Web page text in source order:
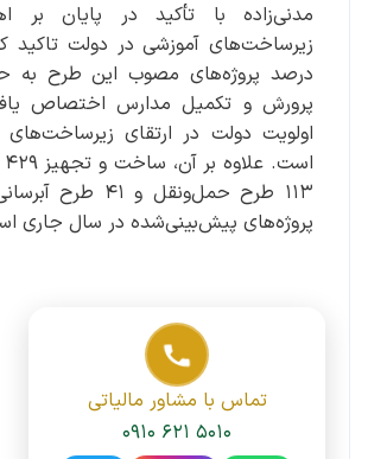
مدنی‌زاده با تأکید در پایان بر
درصد پروژه‌های مصوب این طرح به
پرورش و تکمیل مدارس اختصاص
اولویت دولت در ارتقای
۱۱۳ طرح حمل‌ونقل و
پروژه‌های پیش‌بینی‌شده در سال جاری
تماس با مشاور مالیاتی
۰۹۱۰ ۶۲۱ ۵۰۱۰